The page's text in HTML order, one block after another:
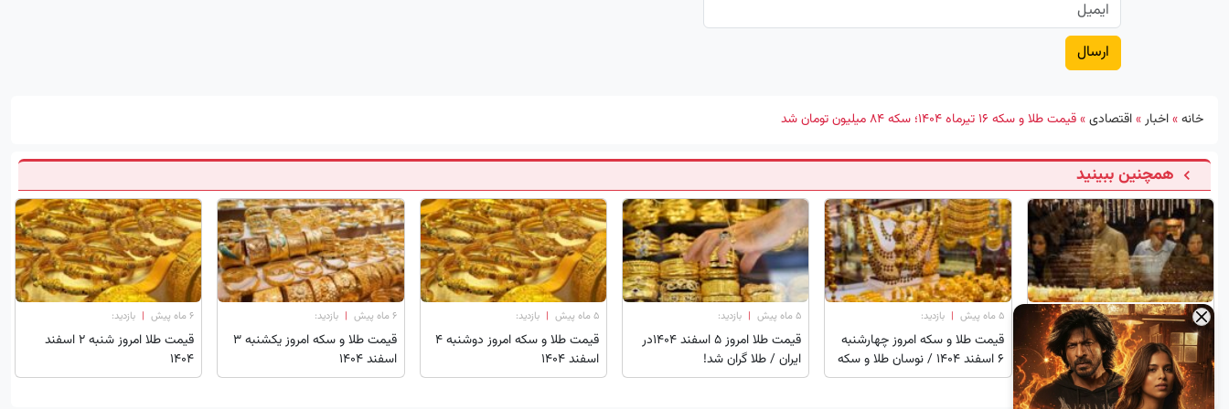
خانه»اخبار»اقتصادی»قیمت طلا و سکه ۱۶ تیرماه ۱۴۰۴؛ سکه ۸۴ میلیون تومان شد
همچنین ببینید
۵ ماه پیش | بازدید:
قیمت دلار، طلا و سکه امروز شنبه
۹ اسفند ۱۴۰۴
۵ ماه پیش | بازدید:
قیمت طلا و سکه امروز چهارشنبه
۶ اسفند ۱۴۰۴ / نوسان طلا و سکه
۵ ماه پیش | بازدید:
قیمت طلا امروز ۵ اسفند 1404در
ایران / طلا گران شد!
۵ ماه پیش | بازدید:
قیمت طلا و سکه امروز دوشنبه 4
اسفند 1404
۶ ماه پیش | بازدید:
قیمت طلا و سکه امروز یکشنبه ۳
اسفند ۱۴۰۴
۶ ماه پیش | بازدید:
قیمت طلا امروز شنبه 2 اسفند
1404
×